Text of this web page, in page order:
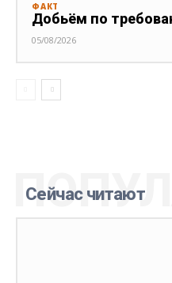
ФАКТ
Добьём по
05/08/2026
Сейчас читают